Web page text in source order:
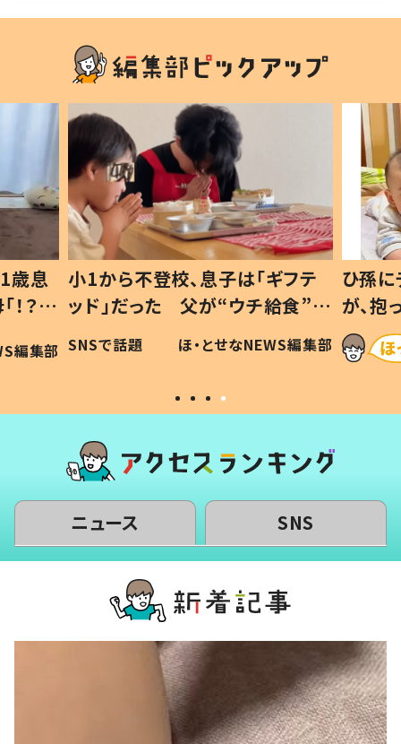
歳息
？」
編集部
小1から不登校、息子は「ギフテ
ッド」だった 父が“ウチ給食”を
作り続ける理由とは #令和の親
#令和の子
SNSで話題 ほ・とせなNEWS編集部
ひ孫
が、
「涙が
い」
ニュース SNS